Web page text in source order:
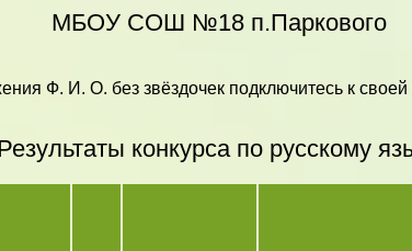
МБОУ СОШ №18 п.Паркового
Ф. И. О. без звёздочек подключитесь к своей
конкурса по русскому